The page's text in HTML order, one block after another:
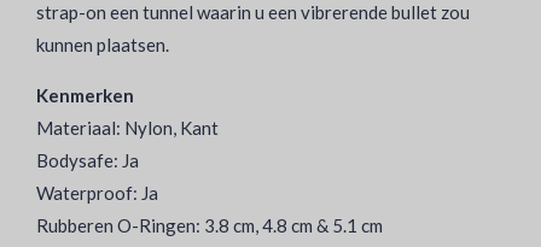
strap-on een tunnel waarin u een vibrerende bullet zou
kunnen plaatsen.
Kenmerken
Materiaal: Nylon, Kant
Bodysafe: Ja
Waterproof: Ja
Rubberen O-Ringen: 3.8 cm, 4.8 cm & 5.1 cm